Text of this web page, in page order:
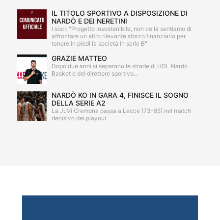
IL TITOLO SPORTIVO A DISPOSIZIONE DI
NARDÒ E DEI NERETINI
I soci: "Progetto insostenibile, non ce la sentiamo di
affrontare un altro rilevante sforzo finanziario per
tenere in piedi la società in serie B"
GRAZIE MATTEO
Dopo due anni si separano le strade di HDL Nardò
Basket e del direttore sportivo...
NARDÒ KO IN GARA 4, FINISCE IL SOGNO
DELLA SERIE A2
La JuVi Cremona passa a Lecce (73-85) nel match
decisivo dei playout